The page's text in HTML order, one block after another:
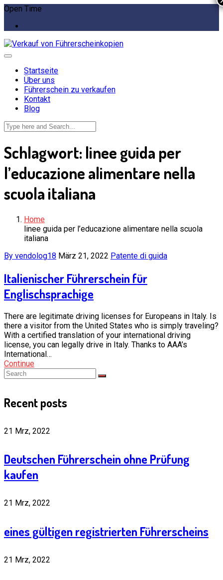
Open Time
Startseite
Über uns
Führerschein zu verkaufen
Kontakt
Blog
Schlagwort: linee guida per
l’educazione alimentare nella
scuola italiana
Home
linee guida per l’educazione alimentare nella scuola
italiana
By vendolog18 März 21, 2022 Patente di guida
Italienischer Führerschein für
Englischsprachige
There are legitimate driving licenses for Europeans in Italy. Is
there a visitor from the United States who is simply traveling?
With a certified translation of your international driving
license, you can legally drive in Italy. Thanks to AAA’s
International…
Continue
Recent posts
21 Mrz, 2022
Deutschen Führerschein ohne Prüfung
kaufen
21 Mrz, 2022
eines gültigen registrierten Führerscheins
21 Mrz, 2022